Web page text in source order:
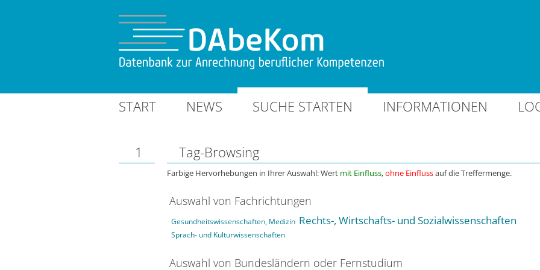
START NEWS SUCHE STARTEN INFORMATIONEN
1 Tag-Browsing
Farbige Hervorhebungen in Ihrer Auswahl: Wert mit Einfluss,ohne Einflussauf die Treffermenge.
Auswahl von Fachrichtungen
Gesundheitswissenschaften, Medizin Rechts-, Wirtschafts- und Sozialwissenschaften
Sprach- und Kulturwissenschaften
Auswahl von Bundesländern oder Fernstudium